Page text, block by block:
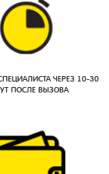
ЧЕРЕЗ 10-30
ПОСЛЕ ВЫЗОВА